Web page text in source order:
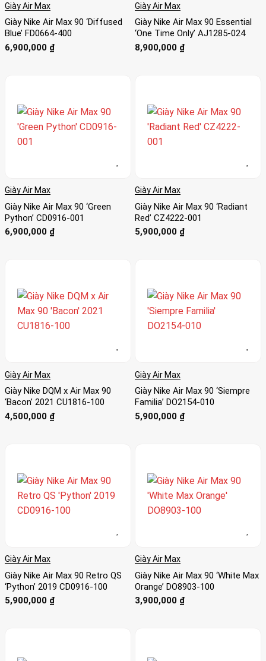
tăng thêm giá trị và cá nhân hóa cho người sử dụng.
Giày Air Max
Giày Nike Air Max 90 ‘Diffused
Blue’ FD0664-400
6,900,000 ₫
Giày Air Max
Giày Nike Air Max 90 Essential
‘One Time Only’ AJ1285-024
8,900,000 ₫
Giày Air Max
Giày Nike Air Max 90 ‘Green
Python’ CD0916-001
6,900,000 ₫
Giày Air Max
Giày Nike Air Max 90 ‘Radiant
Red’ CZ4222-001
5,900,000 ₫
Giày Air Max
Giày Nike DQM x Air Max 90
‘Bacon’ 2021 CU1816-100
4,500,000 ₫
Giày Air Max
Giày Nike Air Max 90 ‘Siempre
Familia’ DO2154-010
5,900,000 ₫
Giày Air Max
Giày Nike Air Max 90 Retro QS
‘Python’ 2019 CD0916-100
5,900,000 ₫
Giày Air Max
Giày Nike Air Max 90 ‘White Max
Orange’ DO8903-100
3,900,000 ₫